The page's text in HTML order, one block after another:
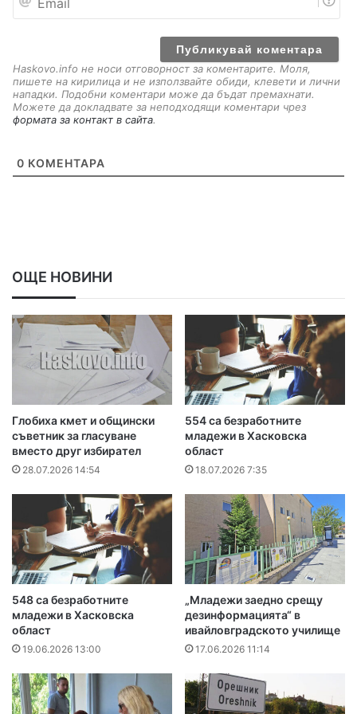
a
Haskovo.info не носи отговорност за коментарите. Моля,
пишете на кирилица и не използвайте обиди, клевети и лични
нападки. Подобни коментари може да бъдат премахнати.
Можете да докладвате за неподходящи коментари чрез
формата за контакт в сайта.
0 КОМЕНТАРА
ОЩЕ НОВИНИ
Глобиха кмет и общински
съветник за гласуване
вместо друг избирател
28.07.2026 14:54
554 са безработните
младежи в Хасковска
област
18.07.2026 7:35
548 са безработните
младежи в Хасковска
област
19.06.2026 13:00
„Младежи заедно срещу
дезинформацията“ в
ивайловградското училище
17.06.2026 11:14